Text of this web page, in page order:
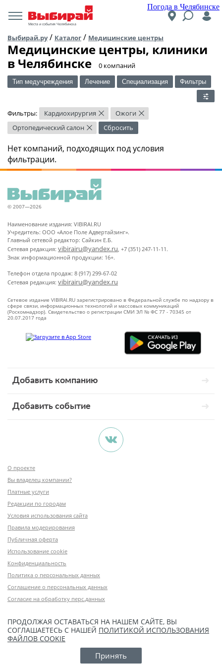
Погода в Челябинске
Места и события Челябинска
Выбирай.ру/ Каталог / Медицинские центры
Медицинские центры, клиники
в Челябинске
​0 компаний
Тип медучреждения Лечение Специализация Фильтры
Фильтры: Кардиохирургия × Ожоги ×
Ортопедический салон × Сбросить
Нет компаний, подходящих под условия
фильтрации.
© 2007—2026
Наименование издания: VIBIRAI.RU
Учредитель: ООО «Алое Поле Адвертайзинг».
Главный сетевой редактор: Сайкин Е.Б.
Сетевая редакция: vibirairu@yandex.ru, +7 (351) 247-11-11.
Знак информационной продукции: 16+.
Телефон отдела продаж: 8 (917) 299-67-02
Сетевая редакция: vibirairu@yandex.ru
Сетевое издание VIBIRAI.RU зарегистрировано в Федеральной службе по надзору в
сфере связи, информационных технологий и массовых коммуникаций
(Роскомнадзор). Свидетельство о регистрации СМИ ЭЛ № ФС 77 - 70345 от
20.07.2017 года
Добавить компанию
Добавить событие
О проекте
Вы владелец компании?
Платные услуги
Редакции по городам
Условия использования сайта
Правила модерирования
Публичная оферта
Использование cookie
Конфиденциальность
Политика о персональных данных
Соглашение о персональных данных
Согласие на обработку перс.данных
ПРОДОЛЖАЯ ОСТАВАТЬСЯ НА НАШЕМ САЙТЕ, ВЫ
СОГЛАШАЕТЕСЬ С НАШЕЙ ПОЛИТИКОЙ ИСПОЛЬЗОВАНИЯ
ФАЙЛОВ COOKIE
Принять